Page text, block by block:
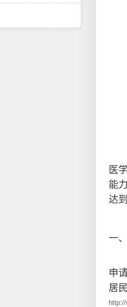
医
能
达
一
申
居